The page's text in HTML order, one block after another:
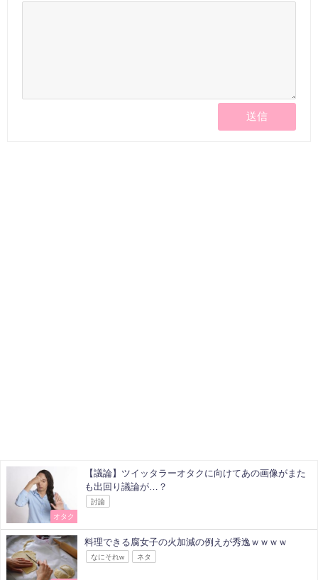
オタク
【議論】ツイッタラーオタクに向けてあの画像がまた
も出回り議論が…？
討論
料理できる腐女子の火加減の例えが秀逸ｗｗｗｗ
なにそれw ネタ